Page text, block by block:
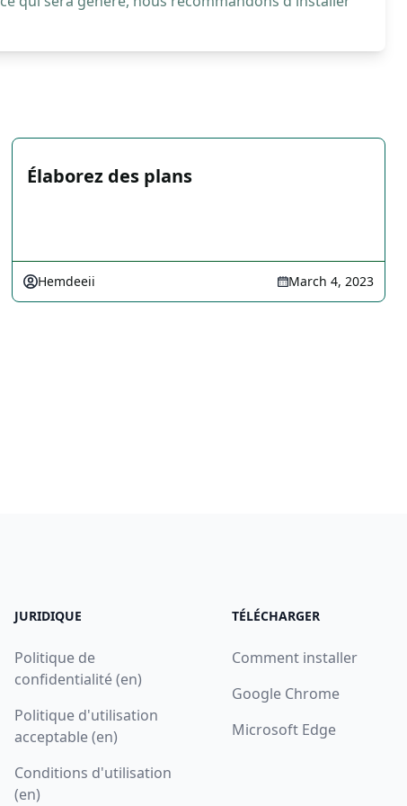
Élaborez des plans
Hemdeeii March 4, 2023
JURIDIQUE
Politique de
confidentialité (en)
Politique d'utilisation
acceptable (en)
Conditions d'utilisation
(en)
TÉLÉCHARGER
Comment installer
Google Chrome
Microsoft Edge